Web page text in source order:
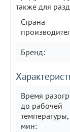
также для
Страна
Бренд:
Время
до рабочей
температуры,
мин: